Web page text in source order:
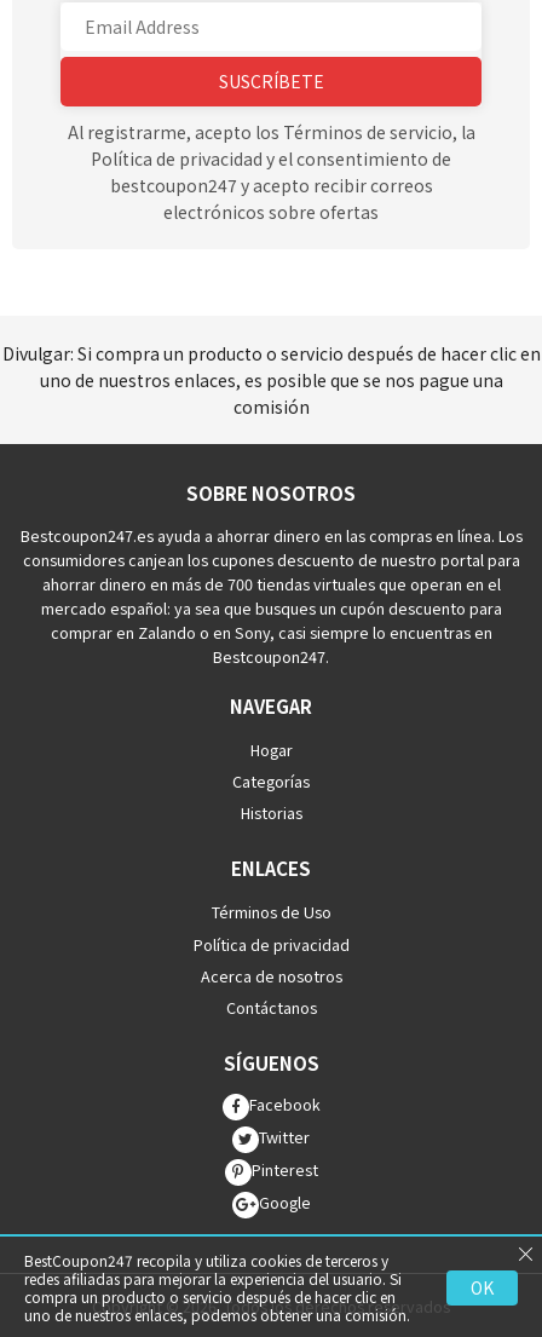
SUSCRÍBETE
Al registrarme, acepto los Términos de servicio, la
Política de privacidad y el consentimiento de
bestcoupon247 y acepto recibir correos
electrónicos sobre ofertas
Divulgar: Si compra un producto o servicio después de hacer clic en
uno de nuestros enlaces, es posible que se nos pague una
comisión
SOBRE NOSOTROS
Bestcoupon247.es ayuda a ahorrar dinero en las compras en línea. Los
consumidores canjean los cupones descuento de nuestro portal para
ahorrar dinero en más de 700 tiendas virtuales que operan en el
mercado español: ya sea que busques un cupón descuento para
comprar en Zalando o en Sony, casi siempre lo encuentras en
Bestcoupon247.
NAVEGAR
Hogar
Categorías
Historias
ENLACES
Términos de Uso
Política de privacidad
Acerca de nosotros
Contáctanos
SÍGUENOS
Facebook
Twitter
Pinterest
Google
Copyright © 2026. Todos los derechos reservados
BestCoupon247 recopila y utiliza cookies de terceros y
redes afiliadas para mejorar la experiencia del usuario. Si
compra un producto o servicio después de hacer clic en
uno de nuestros enlaces, podemos obtener una comisión.
OK